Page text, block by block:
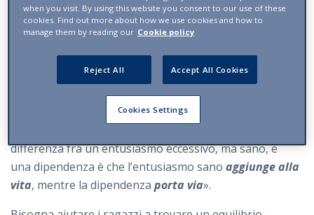
dipendenza). «Il coinvolgimento moderato (ad esempio,
un’ora al giorno) nelle attività digitali - dice Marciano -
non sarebbe di per sé dannoso per il benessere. Anzi,
lo aumenterebbe, probabilmente,perché
permetterebbe di far fronte ai bisogni sociali e di
. Ma qual è la dose giusta?
differenza fra un entusiasmo eccessivo, ma sano, e
una dipendenza è che l’entusiasmo sano aggiunge alla
vita, mentre la dipendenza porta via».
when you visit. By using this website you consent to our use of these
cookies. Find out more about how we use cookies and how to
manage them by reading our Cookie policy
Reject All Accept All Cookies
Cookies Settings